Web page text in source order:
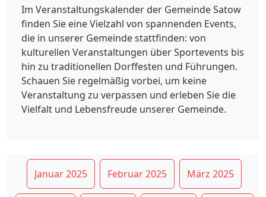
Im Veranstaltungskalender der Gemeinde Satow
finden Sie eine Vielzahl von spannenden Events,
die in unserer Gemeinde stattfinden: von
kulturellen Veranstaltungen über Sportevents bis
hin zu traditionellen Dorffesten und Führungen.
Schauen Sie regelmäßig vorbei, um keine
Veranstaltung zu verpassen und erleben Sie die
Vielfalt und Lebensfreude unserer Gemeinde.
Januar 2025 Februar 2025 März 2025